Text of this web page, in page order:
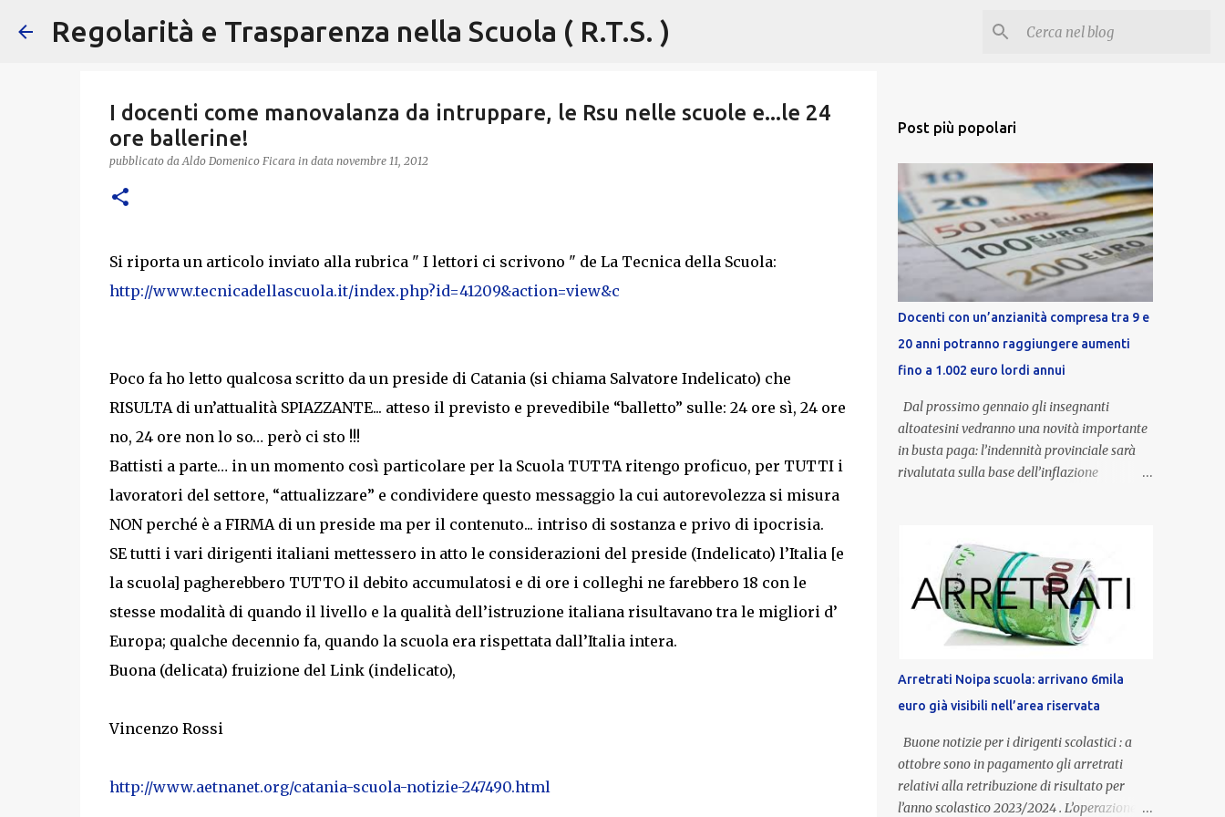
Passa ai contenuti principali
Regolarità e Trasparenza nella Scuola ( R.T.S. )
I docenti come manovalanza da intruppare, le Rsu nelle scuole e...le 24
ore ballerine!
pubblicato daAldo Domenico Ficara in data novembre 11, 2012
Si riporta un articolo inviato alla rubrica " I lettori ci scrivono " de La Tecnica della Scuola:
http://www.tecnicadellascuola.it/index.php?id=41209&action=view&c
Poco fa ho letto qualcosa scritto da un preside di Catania (si chiama Salvatore Indelicato) che
RISULTA di un’attualità SPIAZZANTE... atteso il previsto e prevedibile “balletto” sulle: 24 ore sì, 24 ore
no, 24 ore non lo so… però ci sto !!!
Battisti a parte… in un momento così particolare per la Scuola TUTTA ritengo proficuo, per TUTTI i
lavoratori del settore, “attualizzare” e condividere questo messaggio la cui autorevolezza si misura
NON perché è a FIRMA di un preside ma per il contenuto... intriso di sostanza e privo di ipocrisia.
SE tutti i vari dirigenti italiani mettessero in atto le considerazioni del preside (Indelicato) l’Italia [e
la scuola] pagherebbero TUTTO il debito accumulatosi e di ore i colleghi ne farebbero 18 con le
stesse modalità di quando il livello e la qualità dell’istruzione italiana risultavano tra le migliori d’
Europa; qualche decennio fa, quando la scuola era rispettata dall’Italia intera.
Buona (delicata) fruizione del Link (indelicato),
Vincenzo Rossi
http://www.aetnanet.org/catania-scuola-notizie-247490.html
Post più popolari
Docenti con un’anzianità compresa tra 9 e
20 anni potranno raggiungere aumenti
fino a 1.002 euro lordi annui
Dal prossimo gennaio gli insegnanti
altoatesini vedranno una novità importante
in busta paga: l’indennità provinciale sarà
rivalutata sulla base dell’inflazione
un’anzianità compresa tra 9 e 20 anni
potranno raggiungere fino a 1.002 euro lordi
annui. Il nuovo contratto provinciale
introduce inoltre un congedo speciale
dedicato alle donne vittime di violenza di
genere, in linea con la normativa nazionale e
con l’obiettivo di offrire maggiore tutela e
supporto in situazioni delicate. L’indennità
provinciale per i docenti è un unicum in
Italia: si tratta di una misura esclusiva della
Provincia autonoma di Bolzano, che integra
in maniera stabile lo stipendio nazionale
Arretrati Noipa scuola: arrivano 6mila
euro già visibili nell’area riservata
Buone notizie per i dirigenti scolastici : a
ottobre sono in pagamento gli arretrati
relativi alla retribuzione di risultato per
l’anno scolastico 2023/2024 . L’operazione,